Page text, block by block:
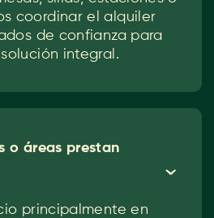
coordinar el alquiler
de confianza para
integral.
o áreas prestan
ˇ
principalmente en